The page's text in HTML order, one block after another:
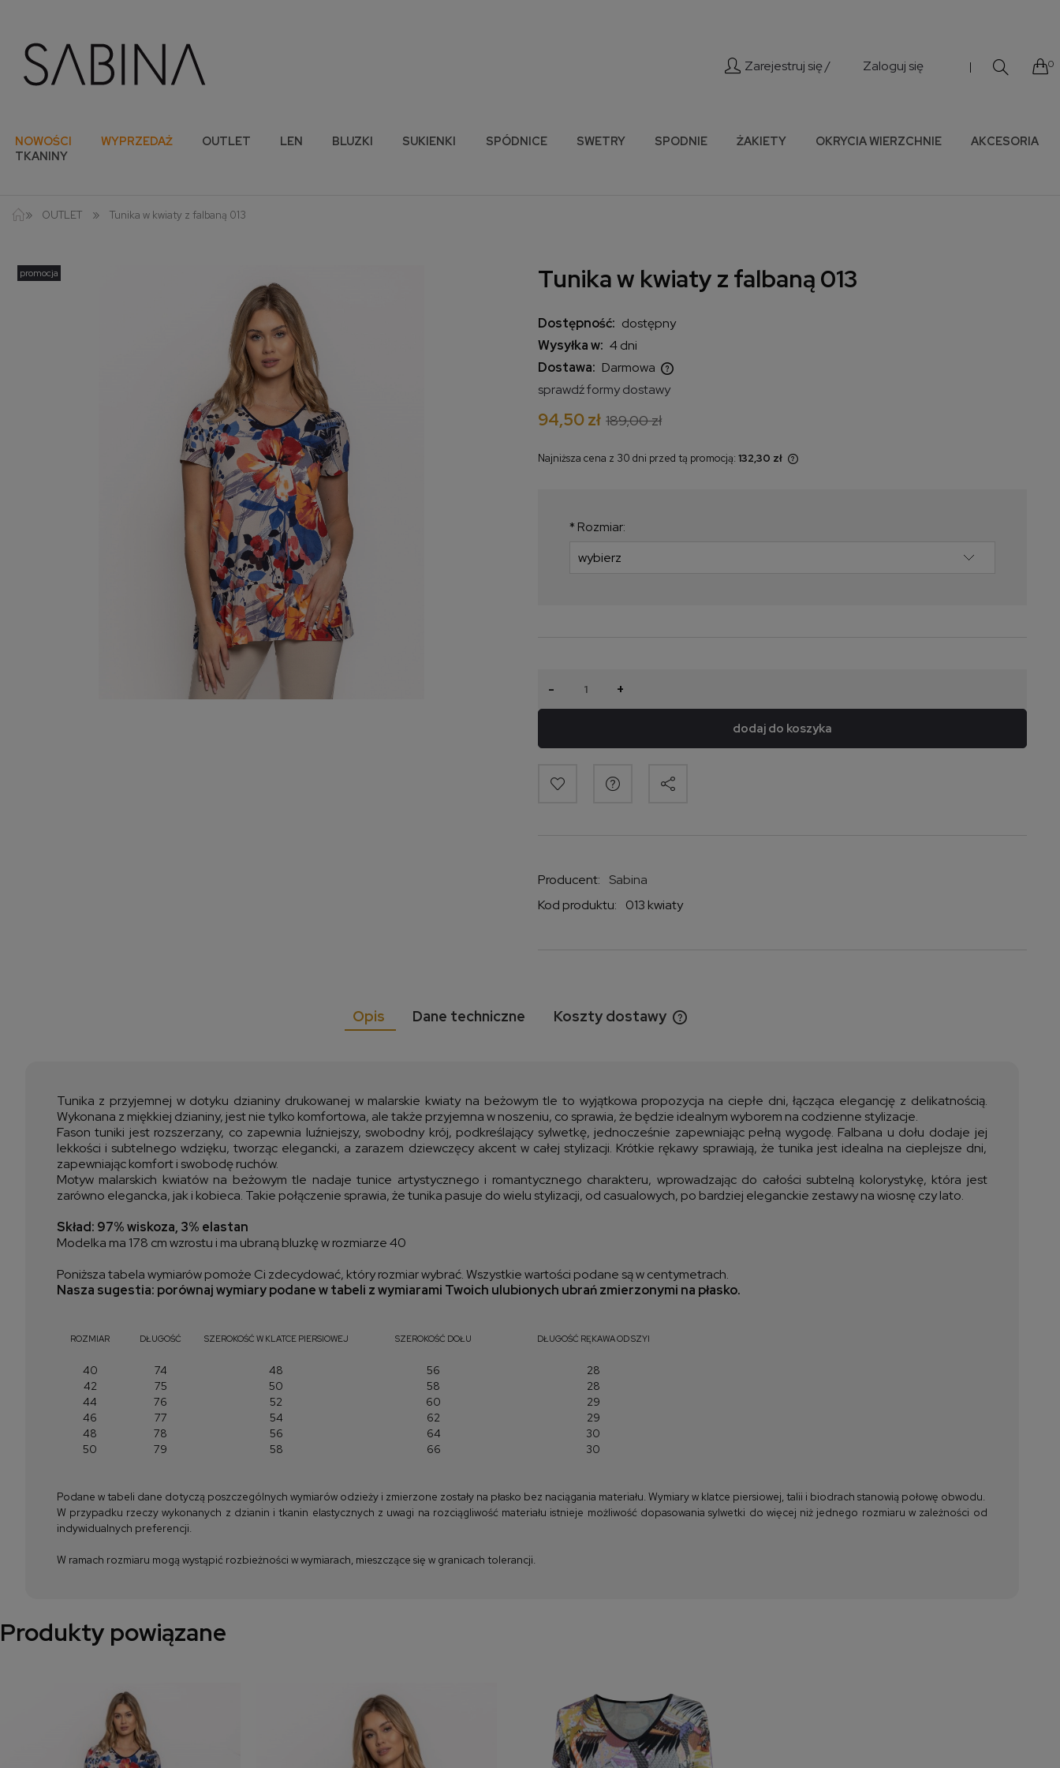
Zarejestruj się / Zaloguj się | 0
NOWOŚCI WYPRZEDAŻ OUTLET LEN BLUZKI SUKIENKI SPÓDNICE SWETRY SPODNIE ŻAKIETY OKRYCIA WIERZCHNIE
AKCESORIA
TKANINY
» OUTLET » Tunika w kwiaty z falbaną 013
promocja Tunika w kwiaty z falbaną 013
Dostępność: dostępny
Wysyłka w: 4 dni
Dostawa: Darmowa
kosztów płatności
sprawdź formy dostawy
94,50 zł 189,00 zł
Najniższa cena z 30 dni przed tą promocją: 132,30 zł
najniższa cena od momentu, kiedy
* Rozmiar:
- +
dodaj do koszyka
Producent:
Sabina
Kod produktu:
013 kwiaty
Opis Dane techniczne Koszty dostawy
Tunika z przyjemnej w dotyku dzianiny drukowanej w malarskie kwiaty na beżowym tle to wyjątkowa propozycja na ciepłe dni, łącząca elegancję z delikatnością.
Wykonana z miękkiej dzianiny, jest nie tylko komfortowa, ale także przyjemna w noszeniu, co sprawia, że będzie idealnym wyborem na codzienne stylizacje.
Fason tuniki jest rozszerzany, co zapewnia luźniejszy, swobodny krój, podkreślający sylwetkę, jednocześnie zapewniając pełną wygodę. Falbana u dołu dodaje jej
lekkości i subtelnego wdzięku, tworząc elegancki, a zarazem dziewczęcy akcent w całej stylizacji. Krótkie rękawy sprawiają, że tunika jest idealna na cieplejsze dni,
zapewniając komfort i swobodę ruchów.
Motyw malarskich kwiatów na beżowym tle nadaje tunice artystycznego i romantycznego charakteru, wprowadzając do całości subtelną kolorystykę, która jest
zarówno elegancka, jak i kobieca. Takie połączenie sprawia, że tunika pasuje do wielu stylizacji, od casualowych, po bardziej eleganckie zestawy na wiosnę czy lato.
Skład: 97% wiskoza, 3% elastan
Modelka ma 178 cm wzrostu i ma ubraną bluzkę w rozmiarze 40
Poniższa tabela wymiarów pomoże Ci zdecydować, który rozmiar wybrać. Wszystkie wartości podane są w centymetrach.
Nasza sugestia: porównaj wymiary podane w tabeli z wymiarami Twoich ulubionych ubrań zmierzonymi na płasko.
ROZMIAR DŁUGOŚĆ SZEROKOŚĆ W KLATCE PIERSIOWEJ SZEROKOŚĆ DOŁU DŁUGOŚĆ RĘKAWA OD SZYI
40 74 48 56
28
42
75 50 58
28
44
76 52 60
29
46
77 54 62
29
48
78 56 64
30
50
79 58 66 30
Podane w tabeli dane dotyczą poszczególnych wymiarów odzieży i zmierzone zostały na płasko bez naciągania materiału. Wymiary w klatce piersiowej, talii i biodrach stanowią połowę obwodu.
W przypadku rzeczy wykonanych z dzianin i tkanin elastycznych z uwagi na rozciągliwość materiału istnieje możliwość dopasowania sylwetki do więcej niż jednego rozmiaru w zależności od
indywidualnych preferencji.
W ramach rozmiaru mogą wystąpić rozbieżności w wymiarach, mieszczące się w granicach tolerancji.
Produkty powiązane